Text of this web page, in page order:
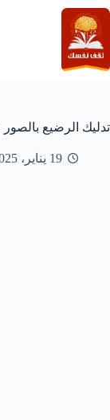
التجاوز
إلى
المحتوى
تدليك الرضيع
19 يناير، 2025